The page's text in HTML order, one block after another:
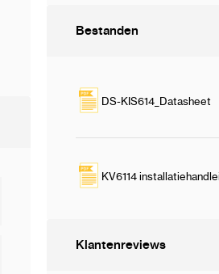
Bestanden
DS-KIS614_Datasheet
KV6114
Klantenreviews